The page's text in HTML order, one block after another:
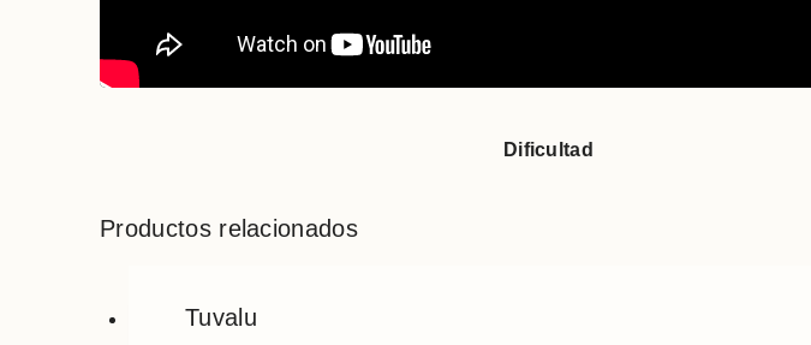
Dificultad
Productos relacionados
Tuvalu